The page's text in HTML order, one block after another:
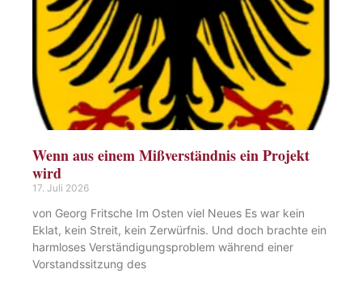
Wenn aus einem Mißverständnis ein Projekt
wird
17. Juli 2026
von Georg Fritsche Im Osten viel Neues Es war kein
Eklat, kein Streit, kein Zerwürfnis. Und doch brachte ein
harmloses Verständigungsproblem während einer
Vorstandssitzung des